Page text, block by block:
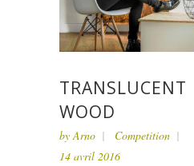
TRANSLUCENT
WOOD
byArno
Competition
14 avril 2016